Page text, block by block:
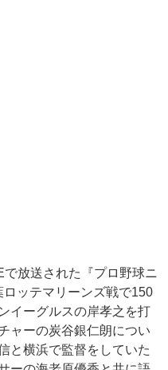
放送された『プロ野球ニ
ロッテマリーンズ戦で150
イーグルスの岸孝之を打
ャーの炭谷銀仁朗につい
と横浜で監督をしていた